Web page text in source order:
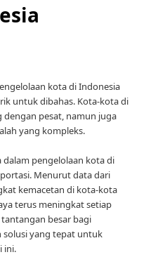
kota di Indonesia
untuk dibahas. Kota-kota di
pesat, namun juga
yang kompleks.
dalam pengelolaan kota di
Menurut data dari
kemacetan di kota-kota
terus meningkat setiap
besar bagi
solusi yang tepat untuk
ini.